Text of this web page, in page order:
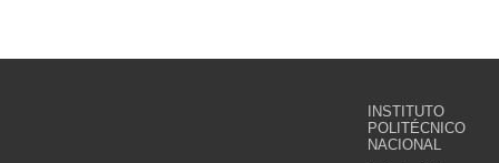
INSTITUTO
POLITÉCNICO
NACIONAL